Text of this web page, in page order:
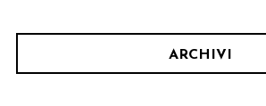
ARCHIVI